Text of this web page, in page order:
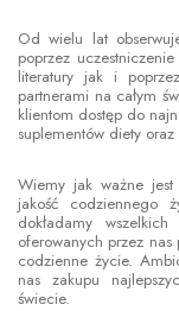
Od wielu lat
poprzez
literatury jak i
partnerami na całym
klientom dostęp do
suplementów diety oraz
Wiemy jak ważne
jakość codziennego
dokładamy
oferowanych przez
codzienne życie.
nas zakupu
świecie.